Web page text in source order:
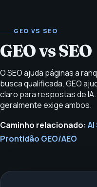
GEO VS SEO
GEO vs SEO
O SEO ajuda páginas a
busca qualificada. GEO
claro para respostas de
geralmente exige ambos.
Caminho relacionado:
Prontidão GEO/AEO